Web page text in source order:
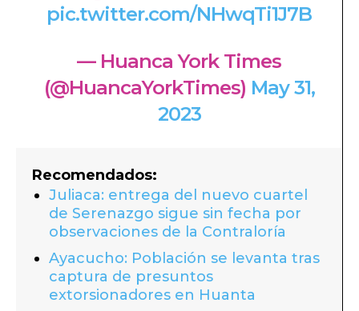
pic.twitter.com/NHwqTi1J7B
— Huanca York Times
(@HuancaYorkTimes) May 31,
2023
Recomendados:
Juliaca: entrega del nuevo cuartel
de Serenazgo sigue sin fecha por
observaciones de la Contraloría
Ayacucho: Población se levanta tras
captura de presuntos
extorsionadores en Huanta